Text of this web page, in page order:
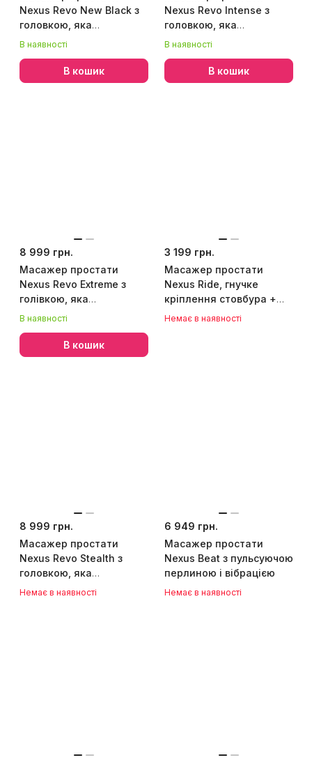
Nexus Revo New Black з
головкою, яка
обертається
В наявності
В кошик
Nexus Revo Intense з
головкою, яка
обертається
В наявності
В кошик
8 999 грн.
Масажер простати
Nexus Revo Extreme з
голівкою, яка
обертається і пультом
В наявності
В кошик
3 199 грн.
Масажер простати
Nexus Ride, гнучке
кріплення стовбура +
стимуляція промежини
Немає в наявності
8 999 грн.
Масажер простати
Nexus Revo Stealth з
головкою, яка
обертається і пультом
Немає в наявності
6 949 грн.
Масажер простати
Nexus Beat з пульсуючою
перлиною і вібрацією
Немає в наявності